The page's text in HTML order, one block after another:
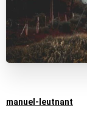
manuel-leutnant